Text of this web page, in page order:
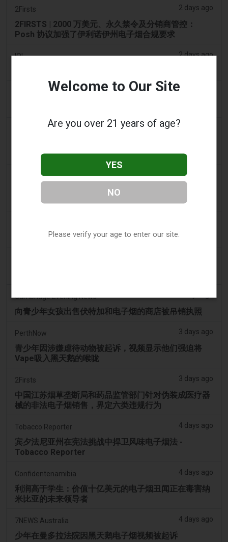
2Firsts 2 days ago
2FIRSTS | 2000 万美元、永久禁令及分销商管控：
Posh 协议加强了伊利诺伊州电子烟合规要求
IOL 2 days ago
2 days ago
一次性电子烟
2 days ago
2FIRSTS | FDA 授权了另外四种尼古丁袋，审查试点已
扩展至初始决定之外
OP-ED：为什么渥太华不应该禁止含香味的电子烟产品
Cambridge Evening News
向青少年女孩出售伏特加和电子烟的商店被吊销执照
PerthNow 3 days ago
青少年因涉嫌虐待动物被起诉，视频显示他们强迫将
Vape吸入黑天鹅的喉咙
2Firsts 3 days ago
中国江苏烟草垄断局和药品监管部门针对伪装成医疗器
械的非法电子烟销售，界定六类违规行为
Tobacco Reporter 4 days ago
宾夕法尼亚州在宪法挑战中捍卫风味电子烟法 -
Tobacco Reporter
Confidentenamibia 4 days ago
利润高于学生：价值十亿美元的电子烟丑闻正在毒害纳
米比亚的未来领导者
7NEWS Australia 4 days ago
少年在曼多拉法院因黑天鹅电子烟视频被起诉
Welcome to Our Site
Are you over 21 years of age?
YES
NO
Please verify your age to enter our site.